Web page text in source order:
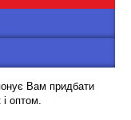
Вам придбати
оптом.